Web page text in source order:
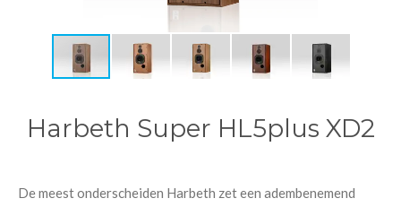
Harbeth Super HL5plus XD2
De meest onderscheiden Harbeth zet een adembenemend